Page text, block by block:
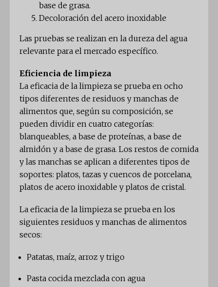
base de grasa.
Decoloración del acero inoxidable
Las pruebas se realizan en la dureza del agua
relevante para el mercado específico.
Eficiencia de limpieza
La eficacia de la limpieza se prueba en ocho
tipos diferentes de residuos y manchas de
alimentos que, según su composición, se
pueden dividir en cuatro categorías:
blanqueables, a base de proteínas, a base de
almidón y a base de grasa. Los restos de comida
y las manchas se aplican a diferentes tipos de
soportes: platos, tazas y cuencos de porcelana,
platos de acero inoxidable y platos de cristal.
La eficacia de la limpieza se prueba en los
siguientes residuos y manchas de alimentos
secos:
Patatas, maíz, arroz y trigo
Pasta cocida mezclada con agua